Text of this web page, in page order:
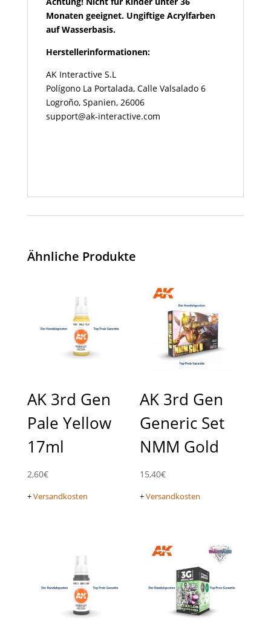
Monaten geeignet. Ungiftige Acrylfarben
auf Wasserbasis.
Herstellerinformationen:
AK Interactive S.L
Polígono La Portalada, Calle Valsalado 6
Logroño, Spanien, 26006
support@ak-interactive.com
Ähnliche Produkte
AK 3rd Gen
Pale Yellow
17ml
2,60€
+Versandkosten
AK 3rd Gen
Generic Set
NMM Gold
15,40€
+Versandkosten